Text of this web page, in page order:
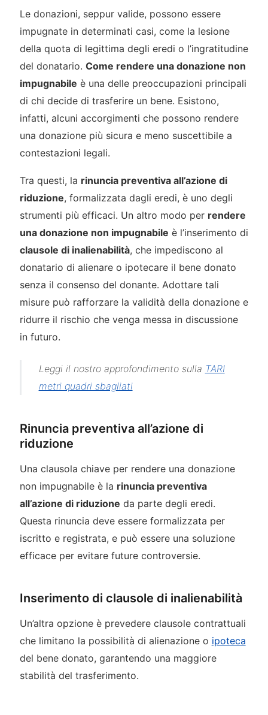
Le donazioni, seppur valide, possono essere
impugnate in determinati casi, come la lesione
della quota di legittima degli eredi o l’ingratitudine
del donatario. Come rendere una donazione non
impugnabile è una delle preoccupazioni principali
di chi decide di trasferire un bene. Esistono,
infatti, alcuni accorgimenti che possono rendere
una donazione più sicura e meno suscettibile a
contestazioni legali.
Tra questi, la rinuncia preventiva all’azione di
riduzione, formalizzata dagli eredi, è uno degli
strumenti più efficaci. Un altro modo per rendere
una donazione non impugnabile è l’inserimento di
clausole di inalienabilità, che impediscono al
donatario di alienare o ipotecare il bene donato
senza il consenso del donante. Adottare tali
misure può rafforzare la validità della donazione e
ridurre il rischio che venga messa in discussione
in futuro.
Leggi il nostro approfondimento sulla TARI
metri quadri sbagliati
Rinuncia preventiva all’azione di
riduzione
Una clausola chiave per rendere una donazione
non impugnabile è la rinuncia preventiva
all’azione di riduzione da parte degli eredi.
Questa rinuncia deve essere formalizzata per
iscritto e registrata, e può essere una soluzione
efficace per evitare future controversie.
Inserimento di clausole di inalienabilità
Un’altra opzione è prevedere clausole contrattuali
che limitano la possibilità di alienazione o ipoteca
del bene donato, garantendo una maggiore
stabilità del trasferimento.